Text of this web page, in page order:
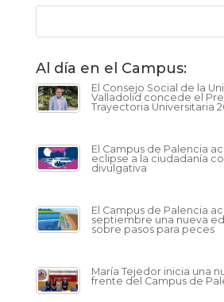
Al día en el Campus:
El Consejo Social de la
Valladolid concede el
Trayectoria Universitaria
El Campus de Palencia
eclipse a la ciudadanía
divulgativa
El Campus de Palencia
septiembre una nueva
sobre pasos para peces
María Tejedor inicia una
frente del Campus de